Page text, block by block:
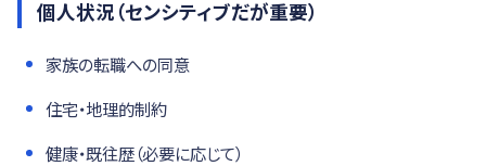
個人状況（センシティブだが重要）
家族の転職への同意
住宅・地理的制約
健康・既往歴（必要に応じて）